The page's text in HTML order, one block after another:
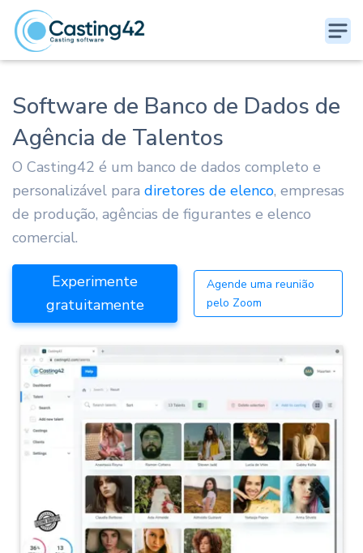
Software de Banco de Dados de
Agência de Talentos
O Casting42 é um banco de dados completo e
personalizável para diretores de elenco, empresas
de produção, agências de figurantes e elenco
comercial.
Experimente
gratuitamente
Agende uma reunião
pelo Zoom